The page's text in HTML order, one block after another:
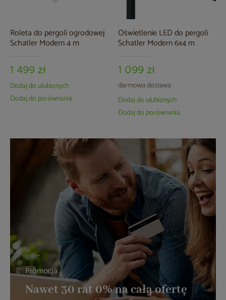
Roleta do pergoli ogrodowej
Schatler Modern 4 m
1 499 zł
Dodaj do ulubionych
Dodaj do porównania
Oświetlenie LED do pergoli
Schatler Modern 6x4 m
1 099 zł
darmowa dostawa
Dodaj do ulubionych
Dodaj do porównania
Promocja
Nawet 30 rat 0% na całą ofertę